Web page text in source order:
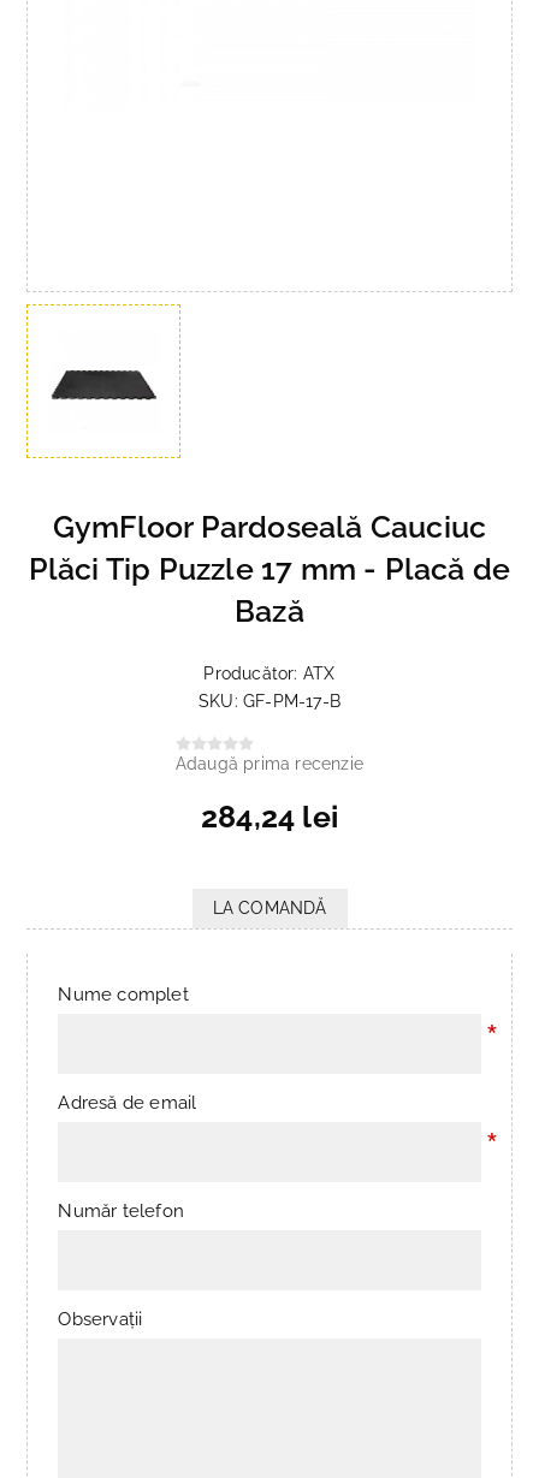
GymFloor Pardoseală Cauciuc
Plăci Tip Puzzle 17 mm - Placă de
Bază
Producător: ATX
SKU: GF-PM-17-B
Adaugă prima recenzie
284,24 lei
LA COMANDĂ
Nume complet
*
Adresă de email
*
Număr telefon
Observații